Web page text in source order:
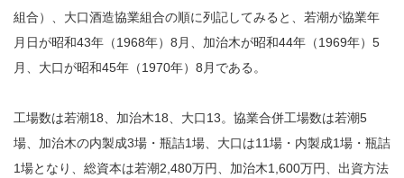
組合）、大口酒造協業組合の順に列記してみると、若潮が協業年
月日が昭和43年（1968年）8月、加治木が昭和44年（1969年）5
月、大口が昭和45年（1970年）8月である。
工場数は若潮18、加治木18、大口13。協業合併工場数は若潮5
場、加治木の内製成3場・瓶詰1場、大口は11場・内製成1場・瓶詰
1場となり、総資本は若潮2,480万円、加治木1,600万円、出資方法